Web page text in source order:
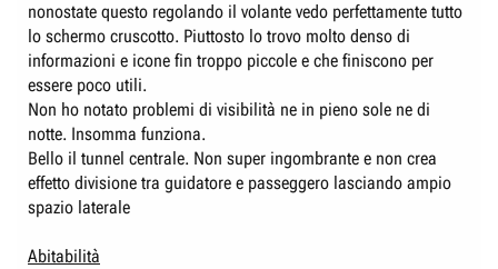
nonostate questo regolando il volante vedo perfettamente tutto
lo schermo cruscotto. Piuttosto lo trovo molto denso di
informazioni e icone fin troppo piccole e che finiscono per
essere poco utili.
Non ho notato problemi di visibilità ne in pieno sole ne di
notte. Insomma funziona.
Bello il tunnel centrale. Non super ingombrante e non crea
effetto divisione tra guidatore e passeggero lasciando ampio
spazio laterale
Abitabilità